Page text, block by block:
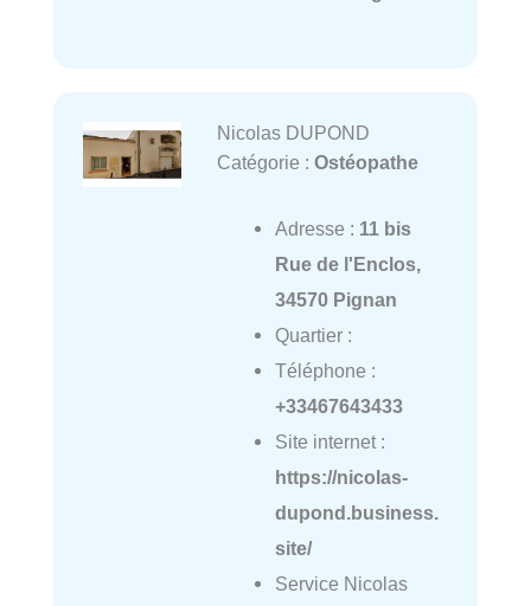
Nicolas DUPOND
Catégorie : Ostéopathe
Adresse : 11 bis
Rue de l'Enclos,
34570 Pignan
Quartier :
Téléphone :
+33467643433
Site internet :
https://nicolas-
dupond.business.
site/
Service Nicolas